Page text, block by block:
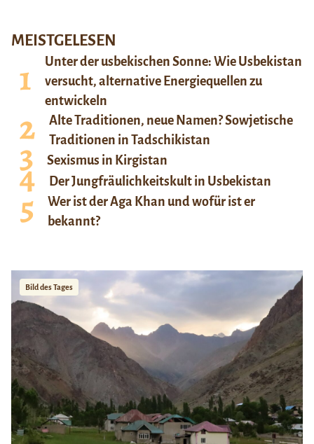
MEISTGELESEN
Unter der usbekischen Sonne: Wie Usbekistan
versucht, alternative Energiequellen zu
entwickeln
Alte Traditionen, neue Namen? Sowjetische
Traditionen in Tadschikistan
Sexismus in Kirgistan
Der Jungfräulichkeitskult in Usbekistan
Wer ist der Aga Khan und wofür ist er
bekannt?
Bild des Tages